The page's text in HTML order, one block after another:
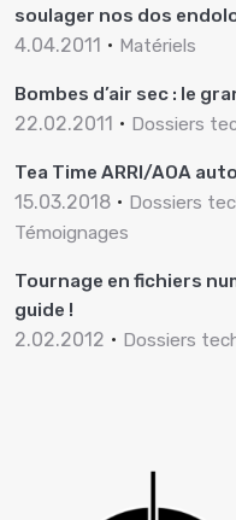
soulager nos dos
4.04.2011 Matériels
Bombes d’air sec : le
22.02.2011 Dossiers
Tea Time ARRI/AOA
15.03.2018
Dossiers
Témoignages
Tournage en fichiers
guide !
2.02.2012 Dossiers